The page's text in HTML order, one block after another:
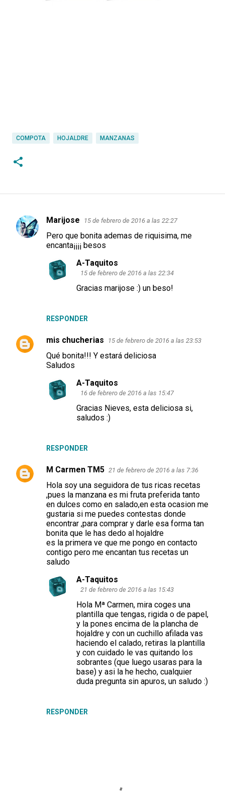
COMPOTA HOJALDRE MANZANAS
C
o
i
o
Marijose 15 de febrero de 2016 a las 22:27
Pero que bonita ademas de riquisima, me
encanta¡¡¡¡ besos
RESPONDER
A-Taquitos
15 de febrero de 2016 a las 22:34
Gracias marijose :) un beso!
mis chucherias 15 de febrero de 2016 a las 23:53
Qué bonita!!! Y estará deliciosa
Saludos
RESPONDER
A-Taquitos
16 de febrero de 2016 a las 15:47
Gracias Nieves, esta deliciosa si,
saludos :)
M Carmen TM5 21 de febrero de 2016 a las 7:36
Hola soy una seguidora de tus ricas recetas
,pues la manzana es mi fruta preferida tanto
en dulces como en salado,en esta ocasion me
gustaria si me puedes contestas donde
encontrar ,para comprar y darle esa forma tan
bonita que le has dedo al hojaldre
es la primera ve que me pongo en contacto
contigo pero me encantan tus recetas un
saludo
RESPONDER
A-Taquitos
21 de febrero de 2016 a las 15:43
Hola Mª Carmen, mira coges una
plantilla que tengas, rigida o de papel,
y la pones encima de la plancha de
hojaldre y con un cuchillo afilada vas
haciendo el calado, retiras la plantilla
y con cuidado le vas quitando los
sobrantes (que luego usaras para la
base) y asi la he hecho, cualquier
duda pregunta sin apuros, un saludo :)